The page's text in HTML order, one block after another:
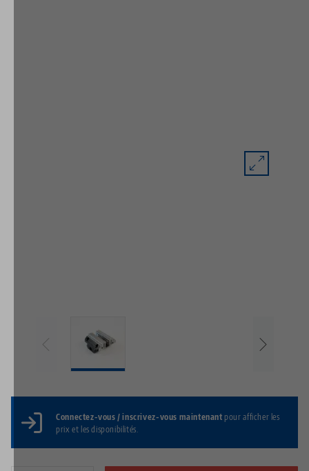
Connectez-vous / inscrivez-vous maintenantpour afficher les
prix et les disponibilités.